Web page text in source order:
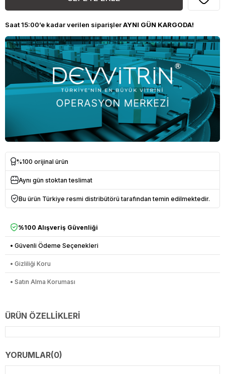
Saat 15:00’e kadar verilen siparişlerAYNI GÜN KARGODA!
%100 orijinal ürün
Aynı gün stoktan teslimat
Bu ürün Türkiye resmi distribütörü tarafından temin edilmektedir.
%100 Alışveriş Güvenliği
• Güvenli Ödeme Seçenekleri
• Gizliliği Koru
• Satın Alma Koruması
ÜRÜN ÖZELLIKLERI
YORUMLAR(0)